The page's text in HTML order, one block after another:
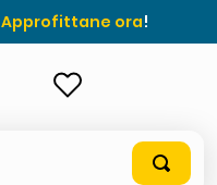
Approfittane ora!